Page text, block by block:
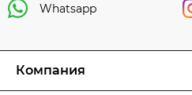
Whatsapp
Компания